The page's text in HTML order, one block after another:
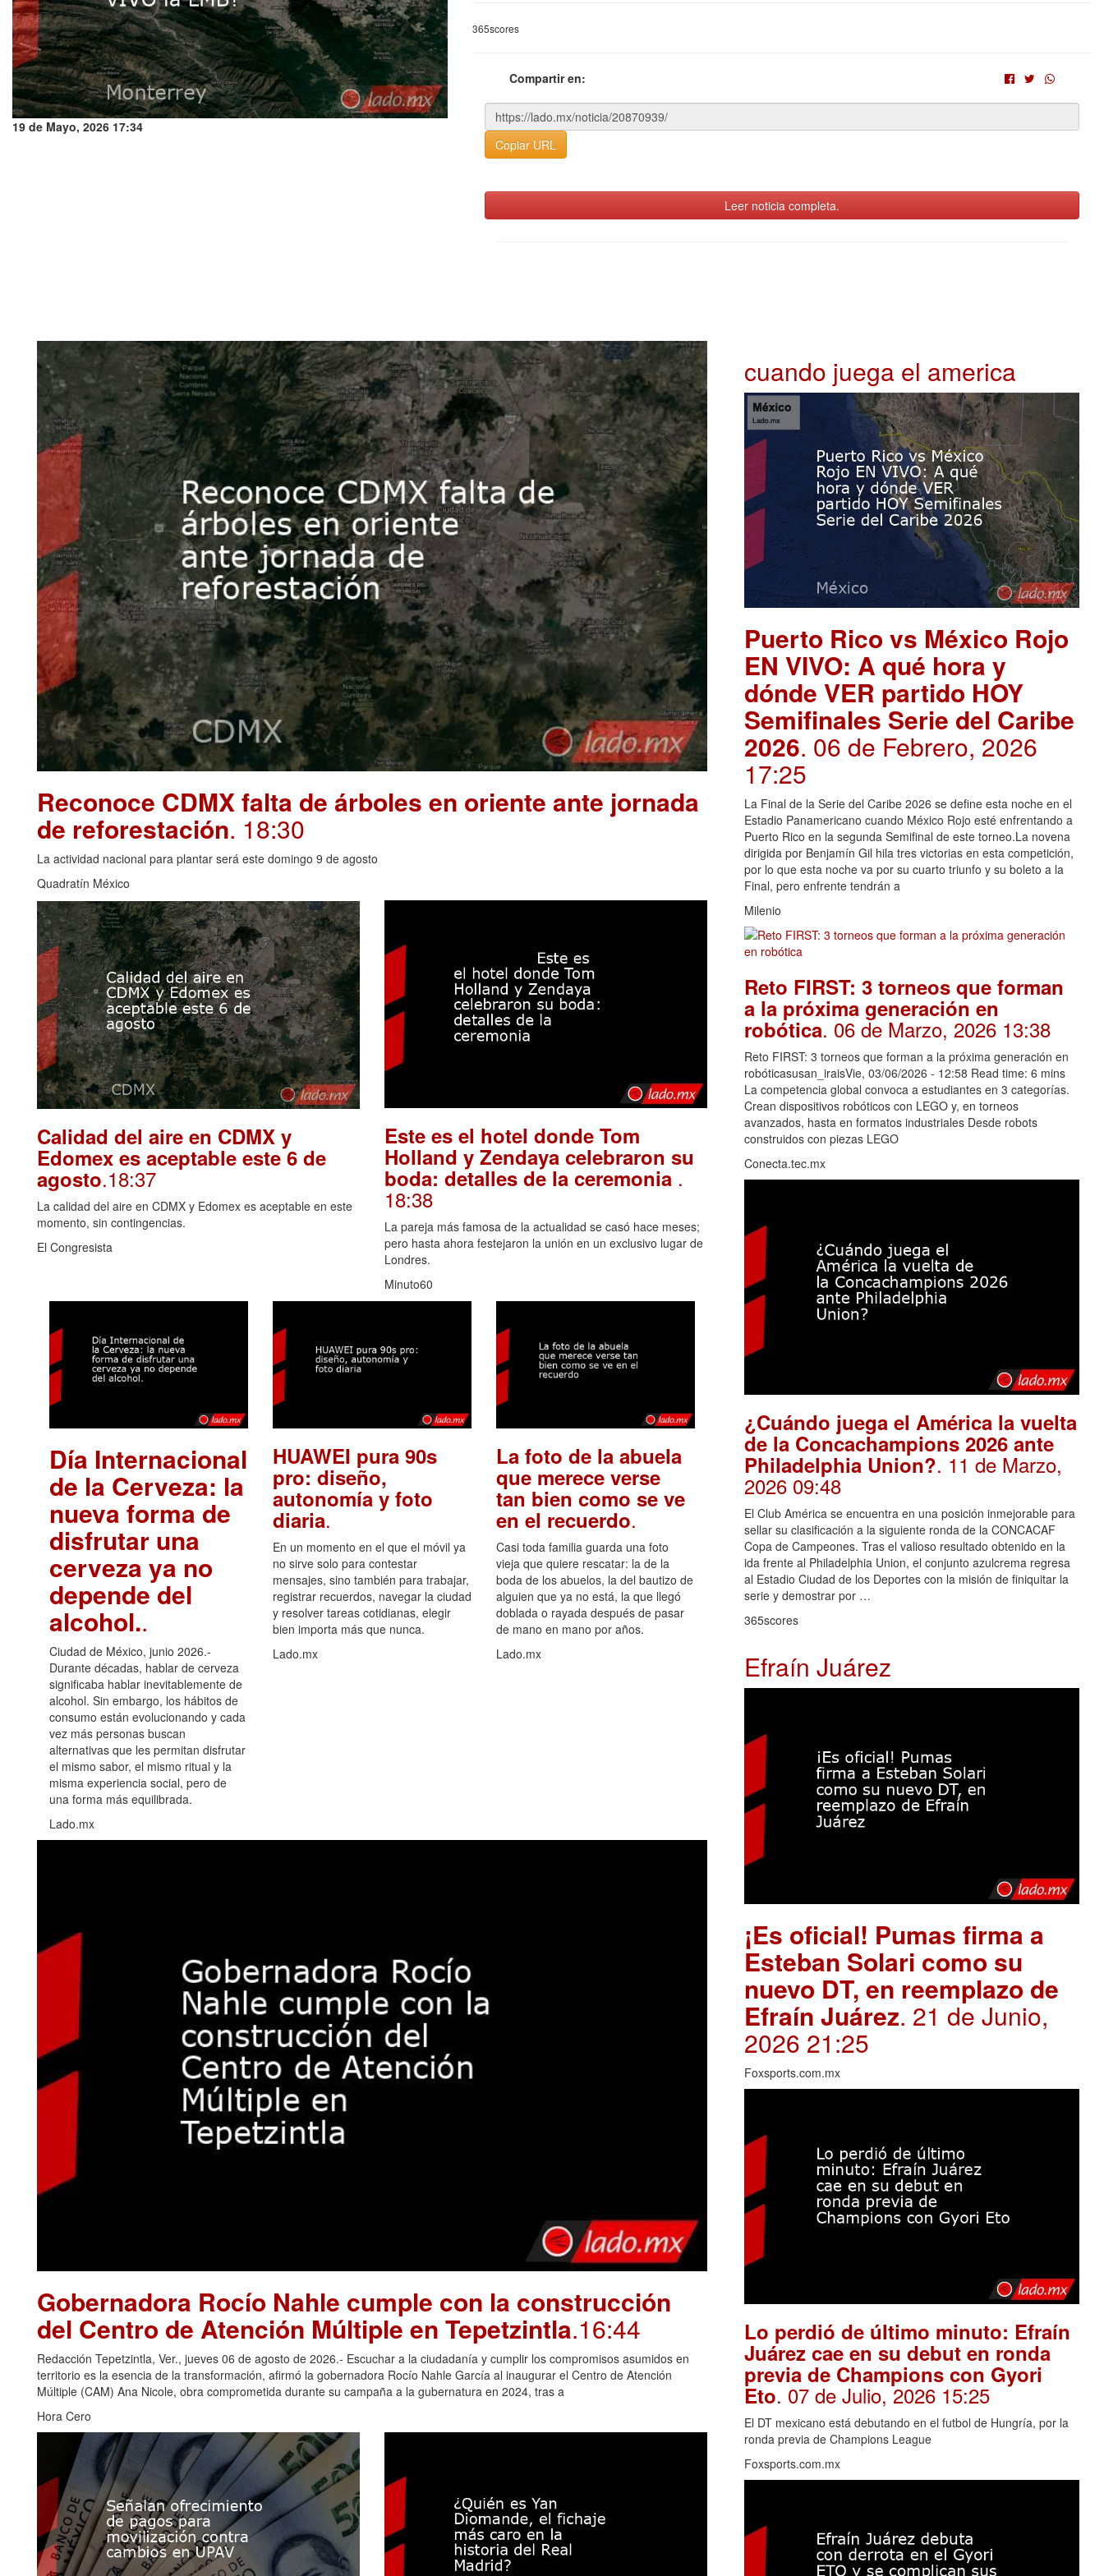
19 de Mayo, 2026 17:34
365scores
Compartir en:
Copiar URL
Leer noticia completa.
Reconoce CDMX falta de árboles en oriente ante jornada
de reforestación. 18:30
La actividad nacional para plantar será este domingo 9 de agosto
Quadratín México
Calidad del aire en CDMX y
Edomex es aceptable este 6 de
agosto.18:37
La calidad del aire en CDMX y Edomex es aceptable en este
momento, sin contingencias.
El Congresista
Este es el hotel donde Tom
Holland y Zendaya celebraron su
boda: detalles de la ceremonia .
18:38
La pareja más famosa de la actualidad se casó hace meses;
pero hasta ahora festejaron la unión en un exclusivo lugar de
Londres.
Minuto60
Día Internacional
de la Cerveza: la
nueva forma de
disfrutar una
cerveza ya no
depende del
alcohol..
Ciudad de México, junio 2026.-
Durante décadas, hablar de cerveza
significaba hablar inevitablemente de
alcohol. Sin embargo, los hábitos de
consumo están evolucionando y cada
vez más personas buscan
alternativas que les permitan disfrutar
el mismo sabor, el mismo ritual y la
misma experiencia social, pero de
una forma más equilibrada.
Lado.mx
HUAWEI pura 90s
pro: diseño,
autonomía y foto
diaria.
En un momento en el que el móvil ya
no sirve solo para contestar
mensajes, sino también para trabajar,
registrar recuerdos, navegar la ciudad
y resolver tareas cotidianas, elegir
bien importa más que nunca.
Lado.mx
La foto de la abuela
que merece verse
tan bien como se ve
en el recuerdo.
Casi toda familia guarda una foto
vieja que quiere rescatar: la de la
boda de los abuelos, la del bautizo de
alguien que ya no está, la que llegó
doblada o rayada después de pasar
de mano en mano por años.
Lado.mx
Gobernadora Rocío Nahle cumple con la construcción
del Centro de Atención Múltiple en Tepetzintla.16:44
Redacción Tepetzintla, Ver., jueves 06 de agosto de 2026.- Escuchar a la ciudadanía y cumplir los compromisos asumidos en
territorio es la esencia de la transformación, afirmó la gobernadora Rocío Nahle García al inaugurar el Centro de Atención
Múltiple (CAM) Ana Nicole, obra comprometida durante su campaña a la gubernatura en 2024, tras a
Hora Cero
cuando juega el america
Puerto Rico vs México Rojo
EN VIVO: A qué hora y
dónde VER partido HOY
Semifinales Serie del Caribe
2026. 06 de Febrero, 2026
17:25
La Final de la Serie del Caribe 2026 se define esta noche en el
Estadio Panamericano cuando México Rojo esté enfrentando a
Puerto Rico en la segunda Semifinal de este torneo.La novena
dirigida por Benjamín Gil hila tres victorias en esta competición,
por lo que esta noche va por su cuarto triunfo y su boleto a la
Final, pero enfrente tendrán a
Milenio
Reto FIRST: 3 torneos que forman
a la próxima generación en
robótica. 06 de Marzo, 2026 13:38
Reto FIRST: 3 torneos que forman a la próxima generación en
robóticasusan_iraisVie, 03/06/2026 - 12:58 Read time: 6 mins
La competencia global convoca a estudiantes en 3 categorías.
Crean dispositivos robóticos con LEGO y, en torneos
avanzados, hasta en formatos industriales Desde robots
construidos con piezas LEGO
Conecta.tec.mx
¿Cuándo juega el América la vuelta
de la Concachampions 2026 ante
Philadelphia Union?. 11 de Marzo,
2026 09:48
El Club América se encuentra en una posición inmejorable para
sellar su clasificación a la siguiente ronda de la CONCACAF
Copa de Campeones. Tras el valioso resultado obtenido en la
ida frente al Philadelphia Union, el conjunto azulcrema regresa
al Estadio Ciudad de los Deportes con la misión de finiquitar la
serie y demostrar por …
365scores
Efraín Juárez
¡Es oficial! Pumas firma a
Esteban Solari como su
nuevo DT, en reemplazo de
Efraín Juárez. 21 de Junio,
2026 21:25
Foxsports.com.mx
Lo perdió de último minuto: Efraín
Juárez cae en su debut en ronda
previa de Champions con Gyori
Eto. 07 de Julio, 2026 15:25
El DT mexicano está debutando en el futbol de Hungría, por la
ronda previa de Champions League
Foxsports.com.mx